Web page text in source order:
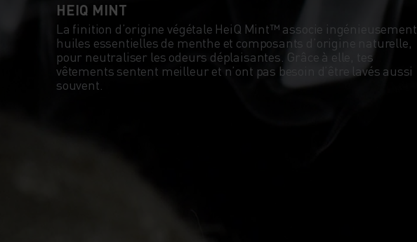
HEIQ MINT
La finition d’origine végétale HeiQ Mint™ associe ingénieusement
huiles essentielles de menthe et composants d’origine naturelle,
pour neutraliser les odeurs déplaisantes. Grâce à elle, tes
vêtements sentent meilleur et n’ont pas besoin d’être lavés aussi
souvent.